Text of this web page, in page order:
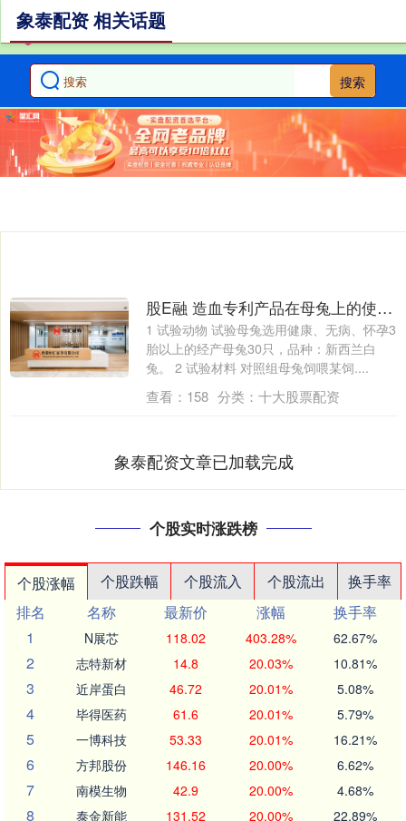
搜索
象泰配资 相关话题
股E融 造血专利产品在母兔上的使用效果
1 试验动物 试验母兔选用健康、无病、怀孕3
胎以上的经产母兔30只，品种：新西兰白
兔。 2 试验材料 对照组母兔饲喂某饲....
查看： 158 分类： 十大股票配资
象泰配资文章已加载完成
个股实时涨跌榜
个股涨幅 个股跌幅 个股流入 个股流出
换手率
排名
名称 最新价 涨幅
换手率
1
N展芯 118.02 403.28% 62.67%
2 志特新材 14.8 20.03% 10.81%
3 近岸蛋白 46.72 20.01% 5.08%
4 毕得医药 61.6 20.01% 5.79%
5 一博科技 53.33 20.01% 16.21%
6 方邦股份 146.16 20.00% 6.62%
7 南模生物 42.9 20.00% 4.68%
8 泰金新能 131.52 20.00% 22.89%